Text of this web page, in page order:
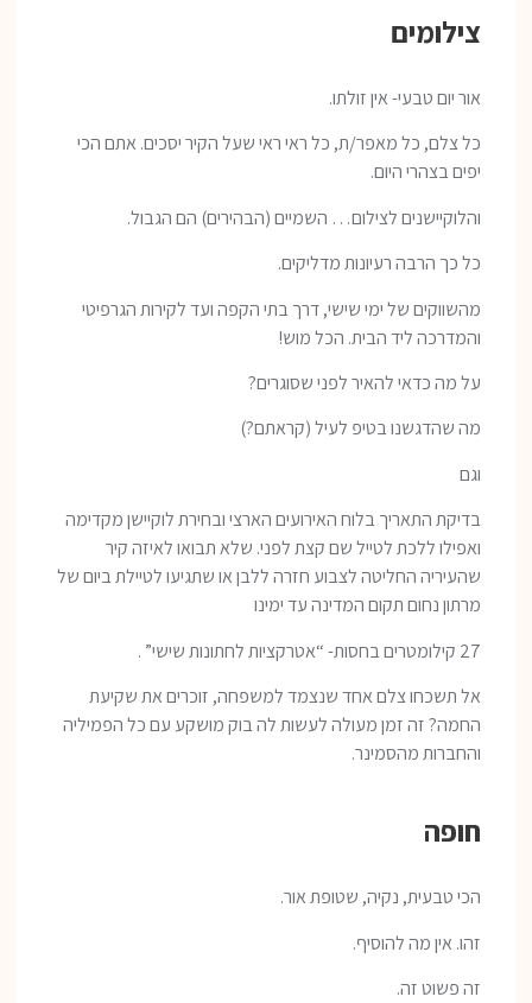
צילומים
אור יום טבעי- אין זולתו.
כל צלם, כל מאפר/ת, כל ראי ראי שעל הקיר יסכים. אתם הכי
יפים בצהרי היום.
והלוקיישנים לצילום… השמיים (הבהירים) הם הגבול.
כל כך הרבה רעיונות מדליקים.
מהשווקים של ימי שישי, דרך בתי הקפה ועד לקירות הגרפיטי
והמדרכה ליד הבית. הכל מוש!
על מה כדאי להאיר לפני שסוגרים?
מה שהדגשנו בטיפ לעיל (קראתם?)
וגם
בדיקת התאריך בלוח האירועים הארצי ובחירת לוקיישן מקדימה
ואפילו ללכת לטייל שם קצת לפני. שלא תבואו לאיזה קיר
שהעיריה החליטה לצבוע חזרה ללבן או שתגיעו לטיילת ביום של
מרתון נחום תקום המדינה עד ימינו
27 קילומטרים בחסות- “אטרקציות לחתונות שישי” .
אל תשכחו צלם אחד שנצמד למשפחה, זוכרים את שקיעת
החמה? זה זמן מעולה לעשות לה בוק מושקע עם כל הפמיליה
והחברות מהסמינר.
חופה
הכי טבעית, נקיה, שטופת אור.
זהו. אין מה להוסיף.
זה פשוט זה.